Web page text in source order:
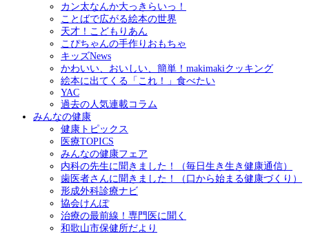
カン太なんか大っきらいっ！
ことばで広がる絵本の世界
天才！こどもりあん
こぴちゃんの手作りおもちゃ
キッズNews
かわいい、おいしい、簡単！makimakiクッキング
絵本に出てくる「これ！」食べたい
YAC
過去の人気連載コラム
みんなの健康
健康トピックス
医療TOPICS
みんなの健康フェア
内科の先生に聞きました！（毎日生き生き健康通信）
歯医者さんに聞きました！（口から始まる健康づくり）
形成外科診療ナビ
協会けんぽ
治療の最前線！専門医に聞く
和歌山市保健所だより